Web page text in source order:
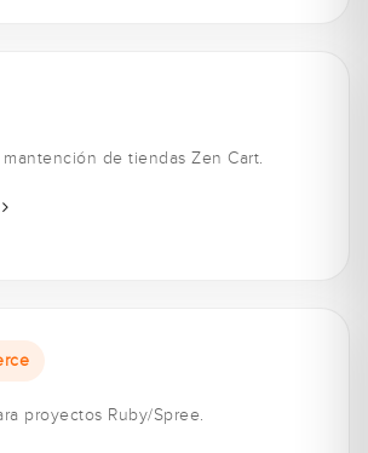
de tiendas Zen Cart.
proyectos Ruby/Spree.